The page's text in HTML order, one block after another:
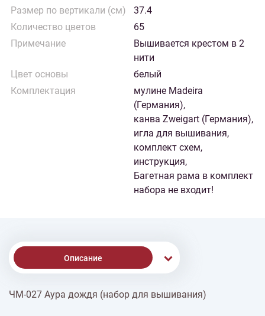
Размер по вертикали (см)
37.4
Количество цветов
65
Примечание
Вышивается крестом в 2
нити
Цвет основы
белый
Комплектация
мулине Madeira
(Германия),
канва Zweigart (Германия),
игла для вышивания,
комплект схем,
инструкция,
Багетная рама в комплект
набора не входит!
Описание
Доставка
ЧМ-027 Аура дождя (набор для вышивания)